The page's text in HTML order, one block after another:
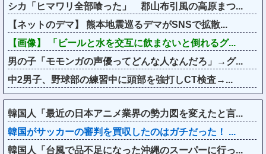
シカ「ヒマワリ全部喰った」 郡山布引風の高原まつ...
【ネットのデマ】 熊本地震巡るデマがSNSで拡散...
【画像】 「ビールと水を交互に飲まないと倒れるグ...
男の子「モモンガの声優ってどんな人なんだろ」→グ...
中2男子、野球部の練習中に頭部を強打しCT検査→...
韓国人「最近の日本アニメ業界の勢力図を変えたと言...
韓国がサッカーの審判を買収したのはガチだった！ ...
韓国人「台風で品不足になった沖縄のスーパーに行っ...